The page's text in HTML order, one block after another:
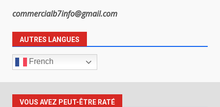
commercialb7info@gmail.com
AUTRES LANGUES
French
VOUS AVEZ PEUT-ÊTRE RATÉ